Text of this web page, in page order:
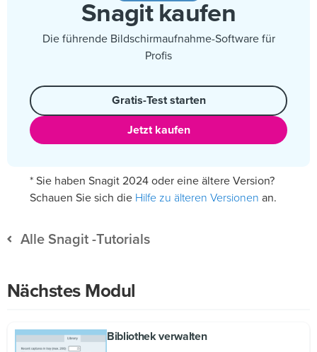
Snagit kaufen
Die führende Bildschirmaufnahme-Software für
Profis
Gratis-Test starten
Jetzt kaufen
* Sie haben Snagit 2024 oder eine ältere Version?
Schauen Sie sich die Hilfe zu älteren Versionen an.
Alle Snagit -Tutorials
Nächstes Modul
Bibliothek verwalten